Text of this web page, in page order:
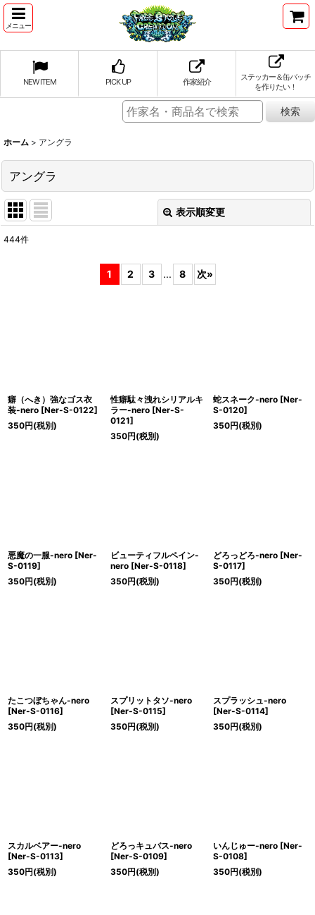
メニュー
NEW ITEM PICK UP 作家紹介
ステッカー＆缶バッチ
を作りたい！
ホーム > アングラ
アングラ
表示順変更
444件
1 2 3 ... 8 次»
癖（へき）強なゴス衣
装-nero [Ner-S-0122]
350円(税別)
性癖駄々洩れシリアルキ
ラー-nero [Ner-S-
0121]
350円(税別)
蛇スネーク-nero [Ner-
S-0120]
350円(税別)
悪魔の一服-nero [Ner-
S-0119]
350円(税別)
ビューティフルペイン-
nero [Ner-S-0118]
350円(税別)
どろっどろ-nero [Ner-
S-0117]
350円(税別)
たこつぼちゃん-nero
[Ner-S-0116]
350円(税別)
スプリットタソ-nero
[Ner-S-0115]
350円(税別)
スプラッシュ-nero
[Ner-S-0114]
350円(税別)
スカルベアー-nero
[Ner-S-0113]
350円(税別)
どろっキュバス-nero
[Ner-S-0109]
350円(税別)
いんじゅー-nero [Ner-
S-0108]
350円(税別)